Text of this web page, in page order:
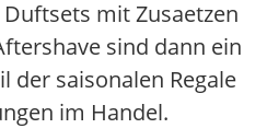
mit Zusaetzen
sind dann ein
der saisonalen Regale
im Handel.